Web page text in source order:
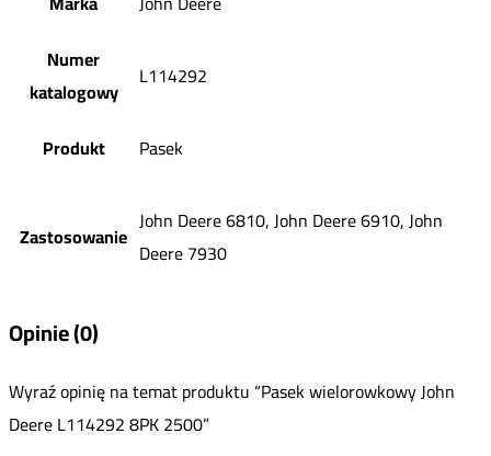
Numer
katalogowy
L114292
Produkt Pasek
Zastosowanie John Deere 6810, John Deere 6910, John
Deere 7930
Opinie (0)
Wyraź opinię na temat produktu “Pasek wielorowkowy John
Deere L114292 8PK 2500”